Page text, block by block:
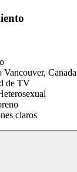
Vancouver, Canada
de TV
claros